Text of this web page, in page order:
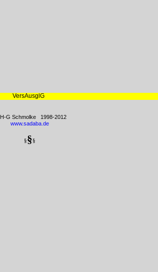
VersAusglG
G Schmolke 1998-2012
www.sadaba.de
§§§